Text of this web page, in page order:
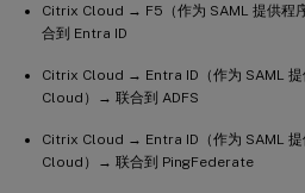
Citrix Cloud → F5（作为 SAML 提供程
合到 Entra ID
Citrix Cloud → Entra ID（作为 SAML
Cloud）→ 联合到 ADFS
Citrix Cloud → Entra ID（作为 SAML
Cloud）→ 联合到 PingFederate